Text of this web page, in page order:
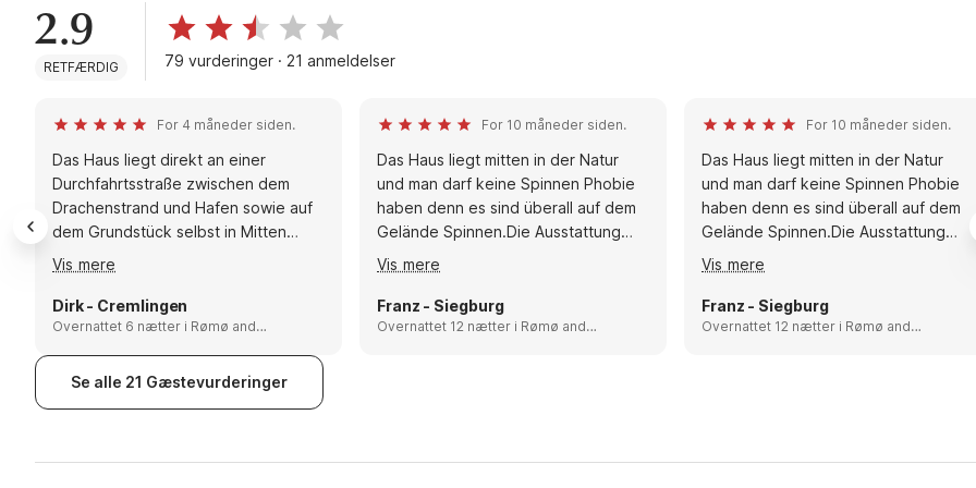
2.9
RETFÆRDIG 79 vurderinger · 21 anmeldelser
For 4 måneder siden.
Das Haus liegt direkt an einer
Durchfahrtsstraße zwischen dem
Drachenstrand und Hafen sowie auf
dem Grundstück selbst in Mitten
eines Gartens, ist ausgestattet mit
mehreren Grills und einem Kicker und
bietet ausreichend Platz. Die Lage ist
ideal um Unternehmungen in die
Region zu starten. Sämtliche
Einkaufsangebote, ob Supermarkt,
Vis mere
Dirk - Cremlingen
Overnattet 6 nætter i Rømø and
For 10 måneder siden.
Das Haus liegt mitten in der Natur
und man darf keine Spinnen Phobie
haben denn es sind überall auf dem
Gelände Spinnen.Die Ausstattung
liess für uns keine Wünsche offen.
Empfehlungen: Als schöner Ausflug
würden wir das Wikinger Museum
empfehlen auch ein Besuch in
Vis mere
Franz - Siegburg
Overnattet 12 nætter i Rømø and
For 10 måneder siden.
Das Haus liegt mitten in der Natur
und man darf keine Spinnen Phobie
haben denn es sind überall auf dem
Gelände Spinnen.Die Ausstattung
liess für uns keine Wünsche offen.
Vis mere
Franz - Siegburg
Overnattet 12 nætter i Rømø and
Se alle 21 Gæstevurderinger